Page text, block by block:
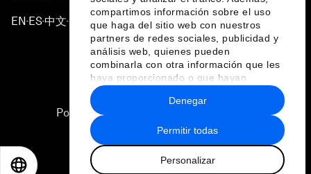
compartimos información sobre el uso
que haga del sitio web con nuestros
partners de redes sociales, publicidad y
análisis web, quienes pueden
combinarla con otra información que les
haya proporcionado o que hayan
recopilado a partir del uso que haya
hecho de sus servicios.
Permitir todas
Personalizar
Denegar
EN ▪ ES▪中文▪ 日本語
Política de privacidad y normas de uso
2026 Foro Económico Mundial